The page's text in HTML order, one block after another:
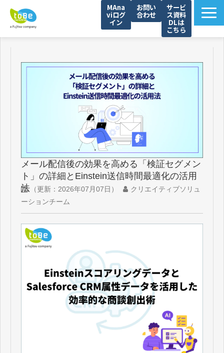
MAna
viログ
イン
お問い
合わせ
サービ
ス資料
DLは
こちら
サービス一覧
サービス資料一覧
解決できる課題
導入事例
セミナー
ブログ
資料ダウンロード一覧（WP）
メール配信後の効果を高める「検証セグメン
ト」の詳細とEinstein送信時間最適化の活用
法 （更新： 2026年07月07日 ）
クリエイティブソリュ
ーションチーム